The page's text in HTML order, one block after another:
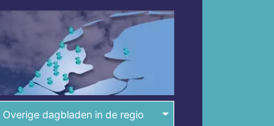
Overige dagbladen in de regio